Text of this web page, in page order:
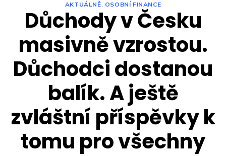
AKTUÁLNĚ, OSOBNÍ FINANCE
Důchody v Česku
masivně vzrostou.
Důchodci dostanou
balík. A ještě
zvláštní příspěvky k
tomu pro všechny